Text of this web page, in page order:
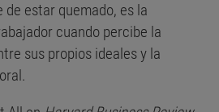
estar quemado, es la
cuando percibe la
sus propios ideales y la